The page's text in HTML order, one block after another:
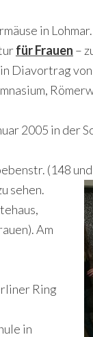
in Lohmar.
für Frauen –
Diavortrag
2005 in der
(148
sehen.
Am
Ring
in